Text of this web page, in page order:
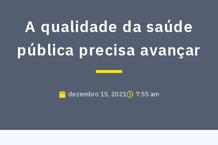
A qualidade da saúde
pública precisa avançar
dezembro 15, 2021 7:55 am